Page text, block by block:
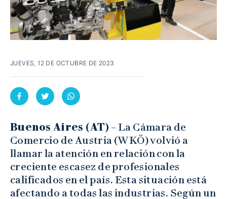
JUEVES, 12 DE OCTUBRE DE 2023
Buenos Aires (AT) – La Cámara de
Comercio de Austria (WKÖ) volvió a
llamar la atención en relación con la
creciente escasez de profesionales
calificados en el país. Esta situación está
afectando a todas las industrias. Según un